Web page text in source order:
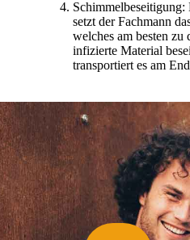
setzt der Fachmann
welches am besten zu
infizierte Material
transportiert es am